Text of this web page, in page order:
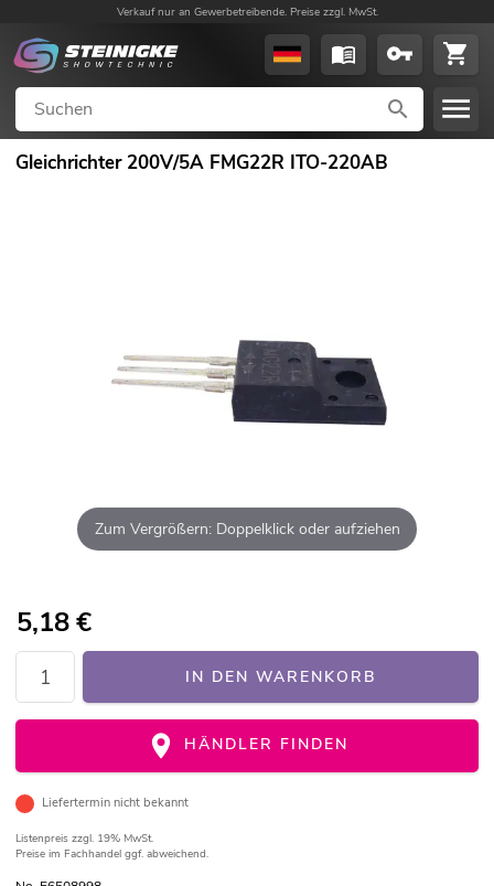
Verkauf nur an Gewerbetreibende. Preise zzgl. MwSt.
Gleichrichter 200V/5A FMG22R ITO-220AB
Zum Vergrößern: Doppelklick oder aufziehen
5,18€
IN DEN WARENKORB
HÄNDLER FINDEN
Liefertermin nicht bekannt
Listenpreis zzgl. 19% MwSt.
Preise im Fachhandel ggf. abweichend.